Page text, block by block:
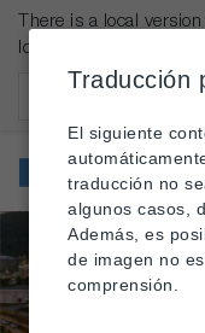
There is a local
local version?
Estados
Traducción
El siguiente
traducción no
algunos casos,
Además, es
de imagen no
comprensión.